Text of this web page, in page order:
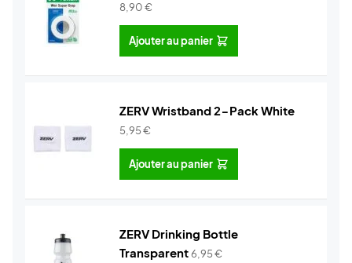
8,90€
Ajouter au panier
ZERV Wristband 2-Pack White
5,95€
Ajouter au panier
ZERV Drinking Bottle
Transparent6,95€